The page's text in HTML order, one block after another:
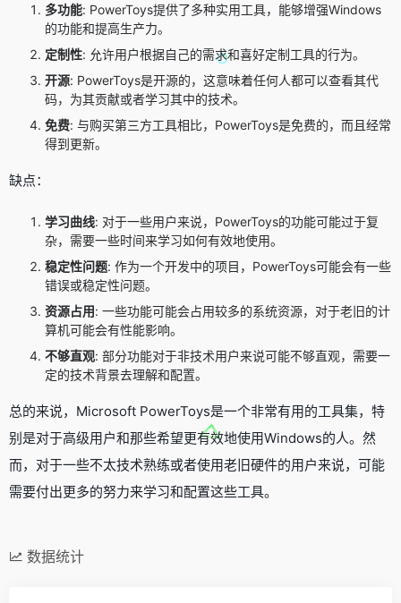
多功能: PowerToys提供了多种实用工具，能够增强Windows
的功能和提高生产力。
定制性: 允许用户根据自己的需求和喜好定制工具的行为。
开源: PowerToys是开源的，这意味着任何人都可以查看其代
码，为其贡献或者学习其中的技术。
免费: 与购买第三方工具相比，PowerToys是免费的，而且经常
得到更新。
缺点：
学习曲线: 对于一些用户来说，PowerToys的功能可能过于复
杂，需要一些时间来学习如何有效地使用。
稳定性问题: 作为一个开发中的项目，PowerToys可能会有一些
错误或稳定性问题。
资源占用: 一些功能可能会占用较多的系统资源，对于老旧的计
算机可能会有性能影响。
不够直观: 部分功能对于非技术用户来说可能不够直观，需要一
定的技术背景去理解和配置。
总的来说，Microsoft PowerToys是一个非常有用的工具集，特
别是对于高级用户和那些希望更有效地使用Windows的人。然
而，对于一些不太技术熟练或者使用老旧硬件的用户来说，可能
需要付出更多的努力来学习和配置这些工具。
数据统计